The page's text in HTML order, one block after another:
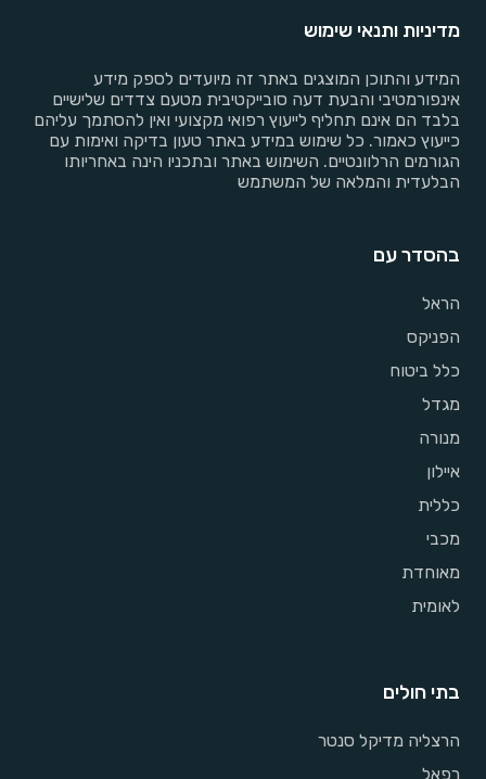
מדיניות ותנאי שימוש
המידע והתוכן המוצגים באתר זה מיועדים לספק מידע
אינפורמטיבי והבעת דעה סובייקטיבית מטעם צדדים שלישיים
בלבד הם אינם תחליף לייעוץ רפואי מקצועי ואין להסתמך עליהם
כייעוץ כאמור. כל שימוש במידע באתר טעון בדיקה ואימות עם
הגורמים הרלוונטיים. השימוש באתר ובתכניו הינה באחריותו
הבלעדית והמלאה של המשתמש
בהסדר עם
הראל
הפניקס
כלל ביטוח
מגדל
מנורה
איילון
כללית
מכבי
מאוחדת
לאומית
בתי חולים
הרצליה מדיקל סנטר
רפאל